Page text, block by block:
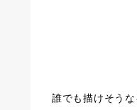
誰でも描けそう